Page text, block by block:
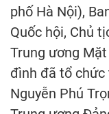
phố Hà Nội),
Quốc hội, Chủ
Trung ương
đình đã tổ
Nguyễn Phú